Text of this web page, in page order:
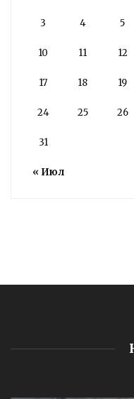
« Июл
3 4 5
10 11 12
17 18 19
24 25 26
31